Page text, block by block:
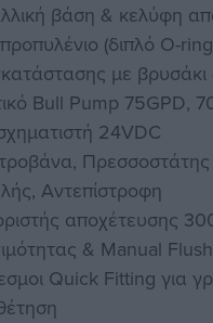
βάση & κελύφη
(διπλό O-
με βρυσάκι
Bull Pump 75GPD,
24VDC
Αντεπίστροφη
αποχέτευσης
& Manual
Quick Fitting για